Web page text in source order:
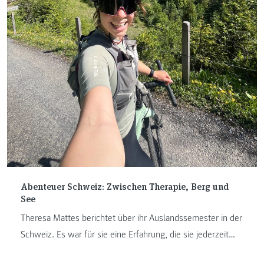
Abenteuer Schweiz: Zwischen Therapie, Berg und
See
Theresa Mattes berichtet über ihr Auslandssemester in der
Schweiz. Es war für sie eine Erfahrung, die sie jederzeit